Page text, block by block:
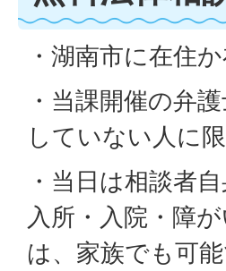
・湖南市に在住
・当課開催の弁
していない人に限
・当日は相談者
入所・入院・障
は、家族でも可能